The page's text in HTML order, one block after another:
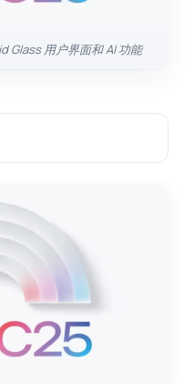
Glass 用户界面和 AI 功能